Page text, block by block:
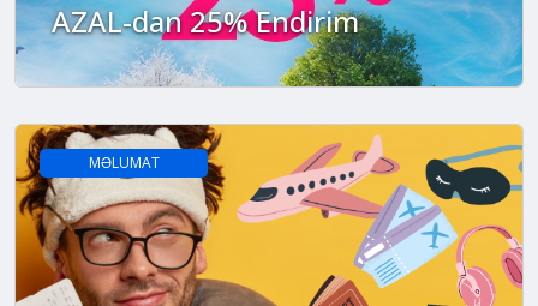
AZAL-dan 25% Endirim
MƏLUMAT